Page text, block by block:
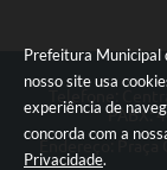
Prefeitura Municipal
nosso site usa
experiência de
concorda com a
Privacidade.
Telefone:
PABX:
Endereço: